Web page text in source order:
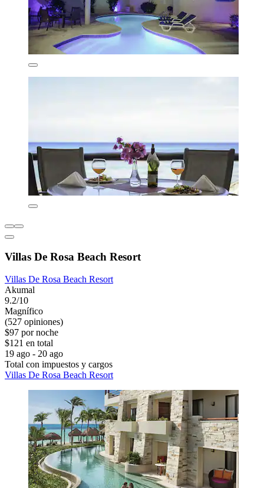
Villas De Rosa Beach Resort
Villas De Rosa Beach Resort
Akumal
9.2/10
Magnífico
(527 opiniones)
$97 por noche
$121 en total
19 ago - 20 ago
Total con impuestos y cargos
Villas De Rosa Beach Resort